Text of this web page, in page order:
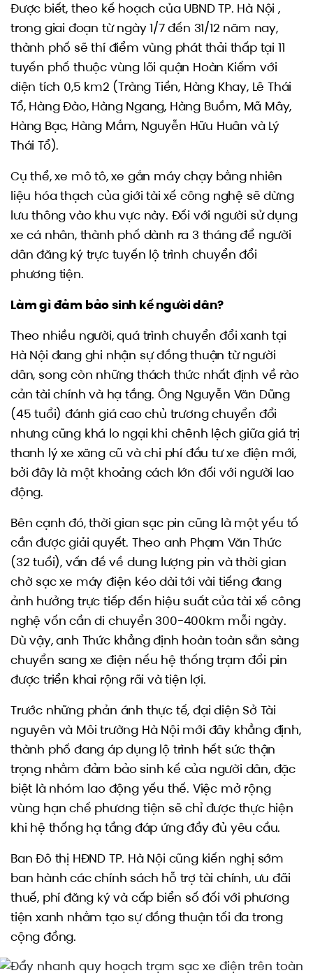
Được biết, theo kế hoạch của UBND TP. Hà Nội ,
trong giai đoạn từ ngày 1/7 đến 31/12 năm nay,
thành phố sẽ thí điểm vùng phát thải thấp tại 11
tuyến phố thuộc vùng lõi quận Hoàn Kiếm với
diện tích 0,5 km2 (Tràng Tiền, Hàng Khay, Lê Thái
Tổ, Hàng Đào, Hàng Ngang, Hàng Buồm, Mã Mây,
Hàng Bạc, Hàng Mắm, Nguyễn Hữu Huân và Lý
Thái Tổ).
Cụ thể, xe mô tô, xe gắn máy chạy bằng nhiên
liệu hóa thạch của giới tài xế công nghệ sẽ dừng
lưu thông vào khu vực này. Đối với người sử dụng
xe cá nhân, thành phố dành ra 3 tháng để người
dân đăng ký trực tuyến lộ trình chuyển đổi
phương tiện.
Làm gì đảm bảo sinh kế người dân?
Theo nhiều người, quá trình chuyển đổi xanh tại
Hà Nội đang ghi nhận sự đồng thuận từ người
dân, song còn những thách thức nhất định về rào
cản tài chính và hạ tầng. Ông Nguyễn Văn Dũng
(45 tuổi) đánh giá cao chủ trương chuyển đổi
nhưng cũng khá lo ngại khi chênh lệch giữa giá trị
thanh lý xe xăng cũ và chi phí đầu tư xe điện mới,
bởi đây là một khoảng cách lớn đối với người lao
động.
Bên cạnh đó, thời gian sạc pin cũng là một yếu tố
cần được giải quyết. Theo anh Phạm Văn Thức
(32 tuổi), vấn đề về dung lượng pin và thời gian
chờ sạc xe máy điện kéo dài tới vài tiếng đang
ảnh hưởng trực tiếp đến hiệu suất của tài xế công
nghệ vốn cần di chuyển 300-400km mỗi ngày.
Dù vậy, anh Thức khẳng định hoàn toàn sẵn sàng
chuyển sang xe điện nếu hệ thống trạm đổi pin
được triển khai rộng rãi và tiện lợi.
Trước những phản ánh thực tế, đại diện Sở Tài
nguyên và Môi trường Hà Nội mới đây khẳng định,
thành phố đang áp dụng lộ trình hết sức thận
trọng nhằm đảm bảo sinh kế của người dân, đặc
biệt là nhóm lao động yếu thế. Việc mở rộng
vùng hạn chế phương tiện sẽ chỉ được thực hiện
khi hệ thống hạ tầng đáp ứng đầy đủ yêu cầu.
Ban Đô thị HĐND TP. Hà Nội cũng kiến nghị sớm
ban hành các chính sách hỗ trợ tài chính, ưu đãi
thuế, phí đăng ký và cấp biển số đối với phương
tiện xanh nhằm tạo sự đồng thuận tối đa trong
cộng đồng.